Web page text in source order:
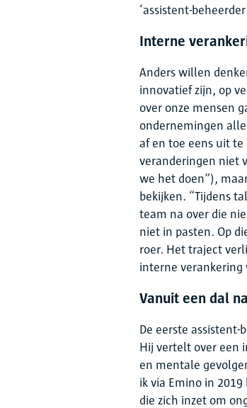
‘assistent-
Interne
Anders willen
innovatief zijn, op
over onze mensen
ondernemingen
af en toe eens uit te
veranderingen niet
we het doen”),
bekijken. “Tijdens
team na over die
niet in pasten. Op
roer. Het traject
interne verankering
Vanuit een dal
De eerste
Hij vertelt over een
en mentale
ik via Emino in
die zich inzet om